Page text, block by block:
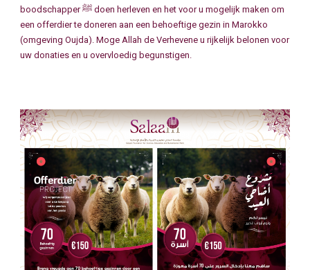
boodschapper ﷺ doen herleven en het voor u mogelijk maken om
een offerdier te doneren aan een behoeftige gezin in Marokko
(omgeving Oujda). Moge Allah de Verhevene u rijkelijk belonen voor
uw donaties en u overvloedig begunstigen.